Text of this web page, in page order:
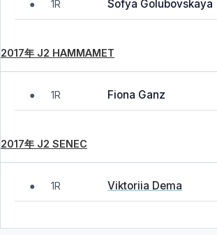
● 1R Sofya Golubovskaya
2017年 J2 HAMMAMET
● 1R Fiona Ganz
2017年 J2 SENEC
● 1R Viktoriia Dema